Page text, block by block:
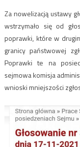
Za nowelizacją ustawy
wstrzymało się od
poprawki, które w
granicy państwowej
Poprawki te na
sejmowa komisja
wnioski mniejszości